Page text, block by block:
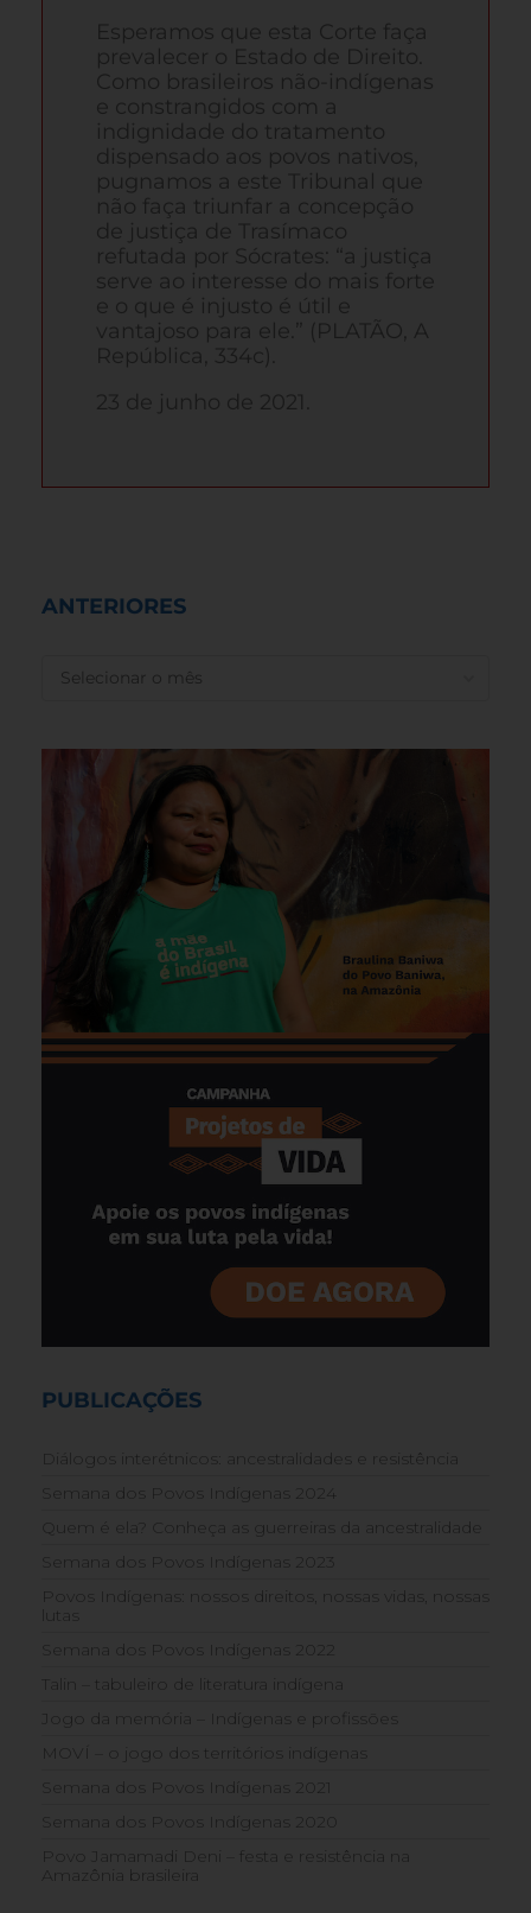
Esperamos que esta Corte faça
prevalecer o Estado de Direito.
Como brasileiros não-indígenas
e constrangidos com a
indignidade do tratamento
dispensado aos povos nativos,
pugnamos a este Tribunal que
não faça triunfar a concepção
de justiça de Trasímaco
refutada por Sócrates: “a justiça
serve ao interesse do mais forte
e o que é injusto é útil e
vantajoso para ele.” (PLATÃO, A
República, 334c).
23 de junho de 2021.
ANTERIORES
PUBLICAÇÕES
Diálogos interétnicos: ancestralidades e resistência
Semana dos Povos Indígenas 2024
Quem é ela? Conheça as guerreiras da ancestralidade
Semana dos Povos Indígenas 2023
Povos Indígenas: nossos direitos, nossas vidas, nossas
lutas
Semana dos Povos Indígenas 2022
Talin – tabuleiro de literatura indígena
Jogo da memória – Indígenas e profissões
MOVÍ – o jogo dos territórios indígenas
Semana dos Povos Indígenas 2021
Semana dos Povos Indígenas 2020
Povo Jamamadi Deni – festa e resistência na
Amazônia brasileira